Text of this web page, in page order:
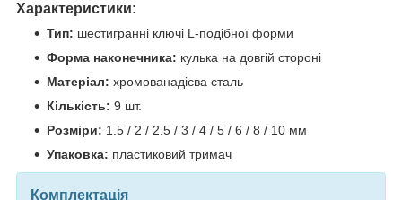
Характеристики:
Тип: шестигранні ключі L-подібної форми
Форма наконечника: кулька на довгій стороні
Матеріал: хромованадієва сталь
Кількість: 9 шт.
Розміри: 1.5 / 2 / 2.5 / 3 / 4 / 5 / 6 / 8 / 10 мм
Упаковка: пластиковий тримач
Комплектація